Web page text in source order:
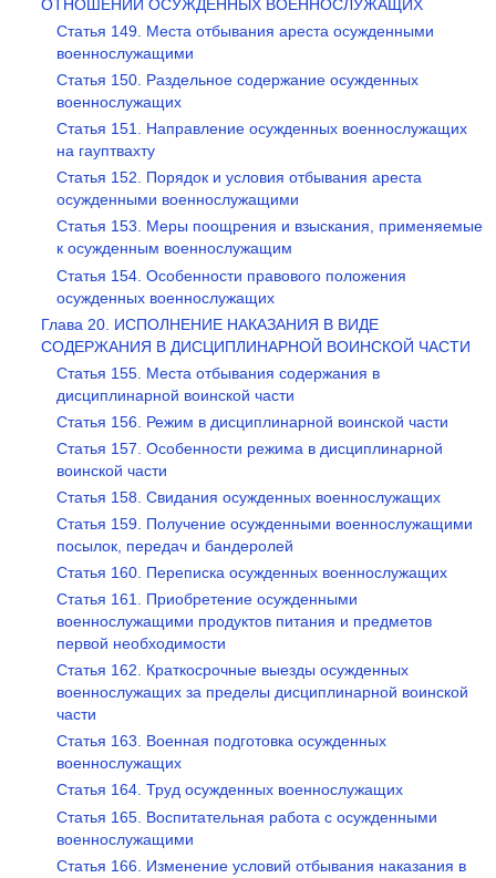
ОТНОШЕНИИ ОСУЖДЕННЫХ ВОЕННОСЛУЖАЩИХ
Статья 149. Места отбывания ареста осужденными
военнослужащими
Статья 150. Раздельное содержание осужденных
военнослужащих
Статья 151. Направление осужденных военнослужащих
на гауптвахту
Статья 152. Порядок и условия отбывания ареста
осужденными военнослужащими
Статья 153. Меры поощрения и взыскания, применяемые
к осужденным военнослужащим
Статья 154. Особенности правового положения
осужденных военнослужащих
Глава 20. ИСПОЛНЕНИЕ НАКАЗАНИЯ В ВИДЕ
СОДЕРЖАНИЯ В ДИСЦИПЛИНАРНОЙ ВОИНСКОЙ ЧАСТИ
Статья 155. Места отбывания содержания в
дисциплинарной воинской части
Статья 156. Режим в дисциплинарной воинской части
Статья 157. Особенности режима в дисциплинарной
воинской части
Статья 158. Свидания осужденных военнослужащих
Статья 159. Получение осужденными военнослужащими
посылок, передач и бандеролей
Статья 160. Переписка осужденных военнослужащих
Статья 161. Приобретение осужденными
военнослужащими продуктов питания и предметов
первой необходимости
Статья 162. Краткосрочные выезды осужденных
военнослужащих за пределы дисциплинарной воинской
части
Статья 163. Военная подготовка осужденных
военнослужащих
Статья 164. Труд осужденных военнослужащих
Статья 165. Воспитательная работа с осужденными
военнослужащими
Статья 166. Изменение условий отбывания наказания в